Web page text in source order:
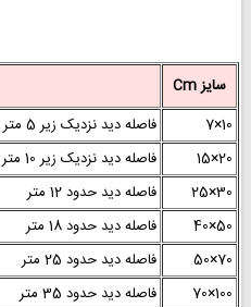
سایز Cm
10×7
فاصله دید نزدیک زیر 5 متر
20×15
فاصله دید نزدیک زیر 10 متر
30×25
فاصله دید حدود 12 متر
50×40
فاصله دید حدود 18 متر
70×50
فاصله دید حدود 25 متر
100×70
فاصله دید حدود 35 متر